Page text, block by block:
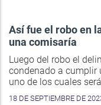
Así fue el robo en
una comisaría
Luego del robo el
condenado a cumplir
uno de los cuales
18 DE SEPTIEMBRE DE